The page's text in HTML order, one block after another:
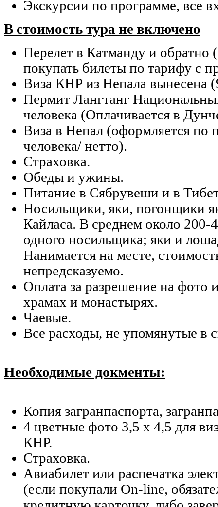
Экскурсии по программе, все
В стоимость тура не включено
Перелет в Катманду и обратно
покупать билеты по тарифу с
Виза КНР из Непала вынесена
Пермит Лангтанг
человека (Оплачивается в
Виза в Непал (оформляется по
человека/ нетто).
Страховка.
Обеды и ужины.
Питание в Сябрувеши и в
Носильщики, яки, погонщики
Кайласа. В среднем около 200-
одного носильщика; яки и
Нанимается на месте,
непредсказуемо.
Оплата за разрешение на фото
храмах и монастырях.
Чаевые.
Все расходы, не упомянутые в
Необходимые докменты:
Копия загранпаспорта,
4 цветные фото 3,5 x 4,5 для
КНР.
Страховка.
Авиабилет или распечатка
(если покупали On-line,